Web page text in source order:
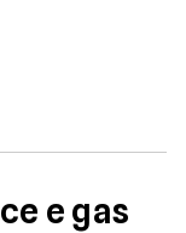
e gas